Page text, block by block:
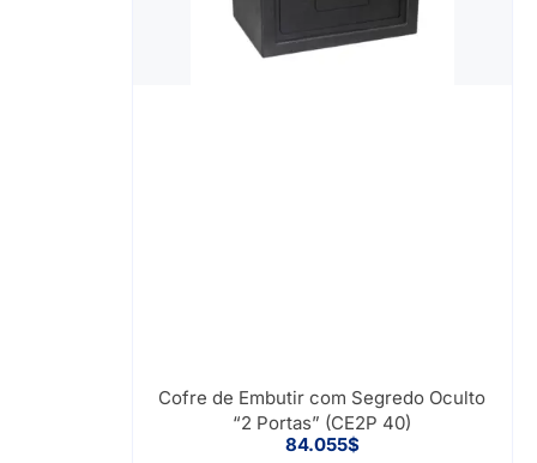
Cofre de Embutir com Segredo Oculto
“2 Portas” (CE2P 40)
84.055$